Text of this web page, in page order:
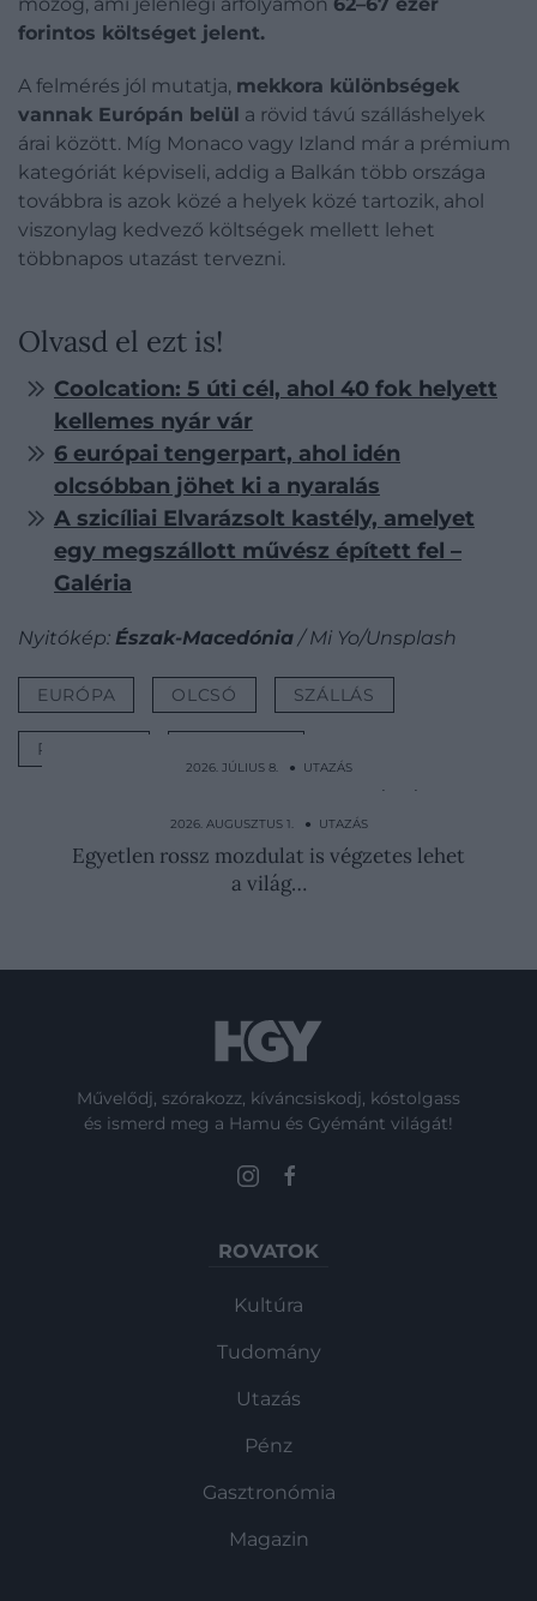
forintos költséget jelent.
A felmérés jól mutatja, mekkora különbségek
vannak Európán belül a rövid távú szálláshelyek
árai között. Míg Monaco vagy Izland már a prémium
kategóriát képviseli, addig a Balkán több országa
továbbra is azok közé a helyek közé tartozik, ahol
viszonylag kedvező költségek mellett lehet
többnapos utazást tervezni.
Olvasd el ezt is!
Coolcation: 5 úti cél, ahol 40 fok helyett
kellemes nyár vár
6 európai tengerpart, ahol idén
olcsóbban jöhet ki a nyaralás
A szicíliai Elvarázsolt kastély, amelyet
egy megszállott művész épített fel –
Galéria
Nyitókép: Észak-Macedónia/ Mi Yo/Unsplash
EURÓPA OLCSÓ SZÁLLÁS
RANGSOR
2026. JÚLIUS 8. ● UTAZÁS
Elpusztult Robin Hood legendás fája,
amely 1200 évig állt…
2026. AUGUSZTUS 1. ● UTAZÁS
Egyetlen rossz mozdulat is végzetes lehet
a világ…
Művelődj, szórakozz, kíváncsiskodj, kóstolgass
és ismerd meg a Hamu és Gyémánt világát!
ROVATOK
Kultúra
Tudomány
Utazás
Pénz
Gasztronómia
Magazin